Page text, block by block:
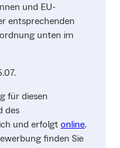
und EU-
entsprechenden
unten im
für diesen
des
und erfolgt online.
finden Sie